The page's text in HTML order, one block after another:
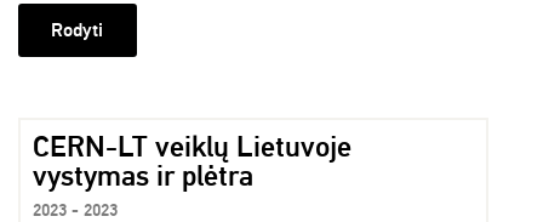
CERN-LT veiklų Lietuvoje
vystymas ir plėtra
2023 - 2023